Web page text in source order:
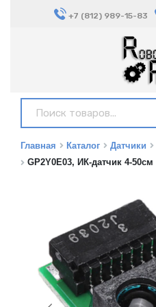
+7 (812) 989-15-83
Главная Каталог Датчики
GP2Y0E03, ИК-датчик 4-50см